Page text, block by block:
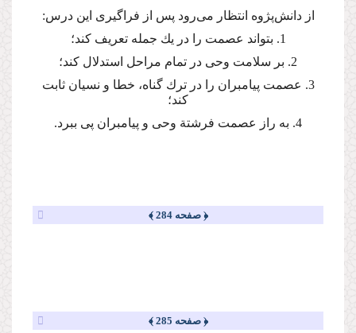
از دانش‌پژوه انتظار می‌رود پس از فراگیری این درس:
1. بتواند عصمت را در یك جمله تعریف كند؛
2. بر سلامت وحی در تمام مراحل استدلال كند؛
3. عصمت پیامبران را در ترك گناه، خطا و نسیان ثابت
كند؛
4. به راز عصمت فرشتة وحی و پیامبران پی ببرد.
﴿ صفحه 284 ﴾
﴿ صفحه 285 ﴾